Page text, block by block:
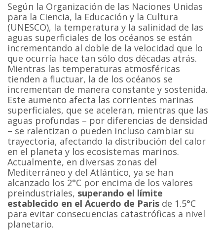
Según la Organización de las Naciones Unidas
para la Ciencia, la Educación y la Cultura
(UNESCO), la temperatura y la salinidad de las
aguas superficiales de los océanos se están
incrementando al doble de la velocidad que lo
que ocurría hace tan sólo dos décadas atrás.
Mientras las temperaturas atmosféricas
tienden a fluctuar, la de los océanos se
incrementan de manera constante y sostenida.
Este aumento afecta las corrientes marinas
superficiales, que se aceleran, mientras que las
aguas profundas – por diferencias de densidad
– se ralentizan o pueden incluso cambiar su
trayectoria, afectando la distribución del calor
en el planeta y los ecosistemas marinos.
Actualmente, en diversas zonas del
Mediterráneo y del Atlántico, ya se han
alcanzado los 2°C por encima de los valores
preindustriales, superando el límite
establecido en el Acuerdo de Paris de 1.5°C
para evitar consecuencias catastróficas a nivel
planetario.